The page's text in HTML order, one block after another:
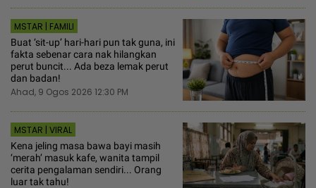
MSTAR | FAMILI
Buat ‘sit-up’ hari-hari pun tak guna, ini
fakta sebenar cara nak hilangkan
perut buncit... Ada beza lemak perut
dan badan!
Ahad, 9 Ogos 2026 12:30 PM
MSTAR | VIRAL
Kena jeling masa bawa bayi masih
‘merah’ masuk kafe, wanita tampil
cerita pengalaman sendiri... Orang
luar tak tahu!